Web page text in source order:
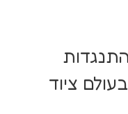
התנגדות
ציוד